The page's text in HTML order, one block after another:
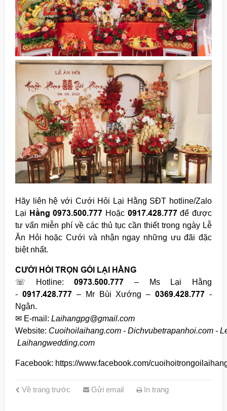
Hãy liên hệ với Cưới Hỏi Lại Hằng SĐT hotline/Zalo
Lại Hằng 0973.500.777 Hoặc 0917.428.777để được
tư vấn miễn phí về các thủ tục cần thiết trong ngày Lễ
Ăn Hỏi hoặc Cưới và nhận ngay những ưu đãi đặc
biệt nhất.
CƯỚI HỎI TRỌN GÓI LẠI HẰNG
☏ Hotline:0973.500.777 – Ms Lại Hằng
- 0917.428.777– Mr Bùi Xướng –0369.428.777 -
Ngân.
✉ E-mail: Laihangpg@gmail.com
Website: Cuoihoilaihang.com - Dichvubetrapanhoi.com -
Laihangwedding.com
Facebook: https://www.facebook.com/
Về trang trước Gửi email In trang